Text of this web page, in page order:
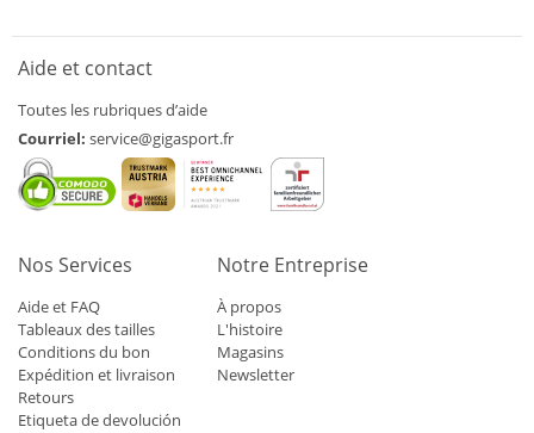
Aide et contact
Toutes les rubriques d’aide
Courriel: service@gigasport.fr
Nos Services
Aide et FAQ
Tableaux des tailles
Conditions du bon
Expédition et livraison
Retours
Etiqueta de devolución
Notre Entreprise
À propos
L'histoire
Magasins
Newsletter